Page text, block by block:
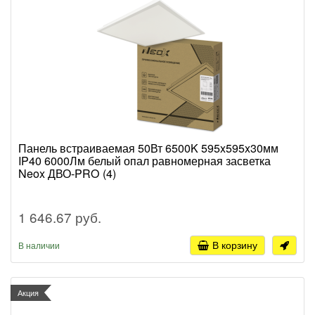
Панель встраиваемая 50Вт 6500K 595x595x30мм
IP40 6000Лм белый опал равномерная засветка
Neox ДВО-PRO (4)
1 646.67 руб.
В наличии В корзину
Акция